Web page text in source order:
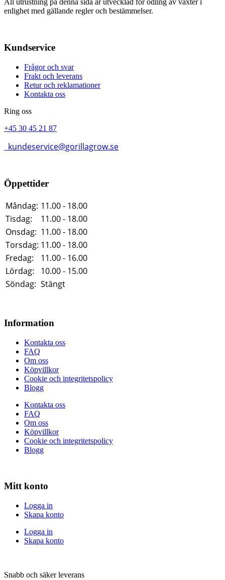
All utrustning på denna sida är utvecklad för odling av växter i
enlighet med gällande regler och bestämmelser.
Kundservice
Frågor och svar
Frakt och leverans
Retur och reklamationer
Kontakta oss
Ring oss
+45 30 45 21 87
kundeservice@gorillagrow.se
Öppettider
Måndag: 11.00 - 18.00
Tisdag:
11.00 - 18.00
Onsdag: 11.00 - 18.00
Torsdag: 11.00 - 18.00
Fredag:
11.00 - 16.00
Lördag:
10.00 - 15.00
Söndag: Stängt
Information
Kontakta oss
FAQ
Om oss
Köpvillkor
Cookie och integritetspolicy
Blogg
Kontakta oss
FAQ
Om oss
Köpvillkor
Cookie och integritetspolicy
Blogg
Mitt konto
Logga in
Skapa konto
Logga in
Skapa konto
Snabb och säker leverans